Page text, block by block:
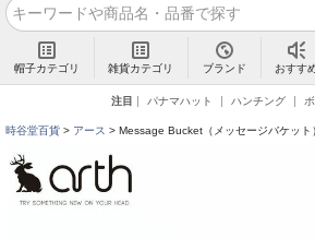
帽子カテゴリ 雑貨カテゴリ ブランド おすす
注目 パナマハット ハンチング
時谷堂百貨 アース Message Bucket（メッセージバケット